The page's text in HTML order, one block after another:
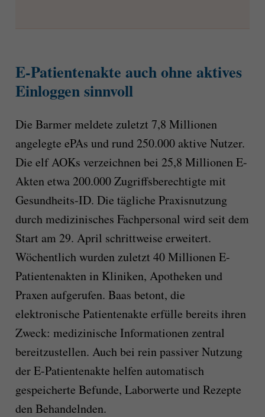
E-Patientenakte auch ohne aktives
Einloggen sinnvoll
Die Barmer meldete zuletzt 7,8 Millionen
angelegte ePAs und rund 250.000 aktive Nutzer.
Die elf AOKs verzeichnen bei 25,8 Millionen E-
Akten etwa 200.000 Zugriffsberechtigte mit
Gesundheits-ID. Die tägliche Praxisnutzung
durch medizinisches Fachpersonal wird seit dem
Start am 29. April schrittweise erweitert.
Wöchentlich wurden zuletzt 40 Millionen E-
Patientenakten in Kliniken, Apotheken und
Praxen aufgerufen. Baas betont, die
elektronische Patientenakte erfülle bereits ihren
Zweck: medizinische Informationen zentral
bereitzustellen. Auch bei rein passiver Nutzung
der E-Patientenakte helfen automatisch
gespeicherte Befunde, Laborwerte und Rezepte
den Behandelnden.